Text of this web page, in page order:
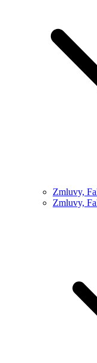
Zmluvy,
Zmluvy,